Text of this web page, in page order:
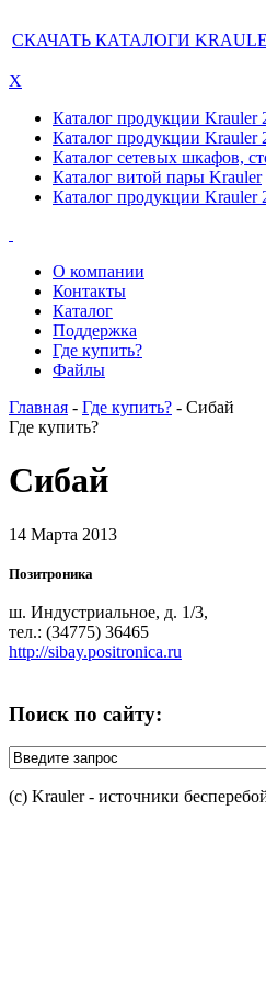
СКАЧАТЬ КАТАЛОГИ
X
Каталог продукции Krauler
Каталог продукции Krauler
Каталог сетевых шкафов,
Каталог витой пары Krauler
Каталог продукции Krauler
О компании
Контакты
Каталог
Поддержка
Где купить?
Файлы
Главная - Где купить? - Сибай
Где купить?
Сибай
14 Марта 2013
Позитроника
ш. Индустриальное, д. 1/3,
тел.: (34775) 36465
http://sibay.positronica.ru
Поиск по сайту:
(c) Krauler - источники